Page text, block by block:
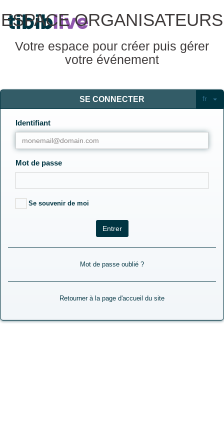
ESPACE ORGANISATEURS
Votre espace pour créer puis gérer
votre événement
SE CONNECTER fr
Identifiant
Mot de passe
Se souvenir de moi
Mot de passe oublié ?
Retourner à la page d'accueil du site